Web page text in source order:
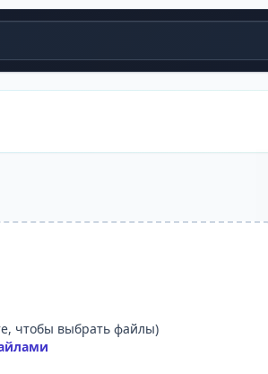
чтобы выбрать файлы)